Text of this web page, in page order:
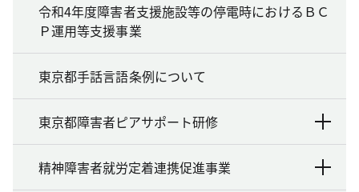
令和4年度障害者支援施設等の停電時におけるＢＣ
Ｐ運用等支援事業
東京都手話言語条例について
東京都障害者ピアサポート研修
精神障害者就労定着連携促進事業